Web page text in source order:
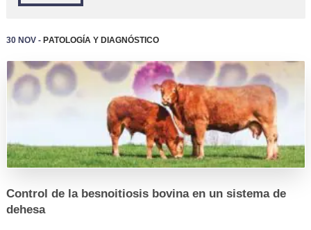
REGISTRO
30 Nov -Patología y Diagnóstico
Control de la besnoitiosis bovina en un sistema de
dehesa